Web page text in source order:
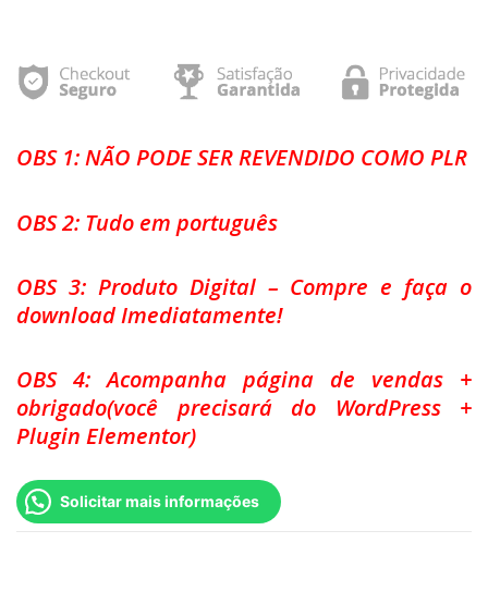
OBS 1: NÃO PODE SER REVENDIDO COMO PLR
OBS 2: Tudo em português
OBS 3: Produto Digital – Compre e faça o
download Imediatamente!
OBS 4: Acompanha página de vendas +
obrigado(você precisará do WordPress +
Plugin Elementor)
Solicitar mais informações